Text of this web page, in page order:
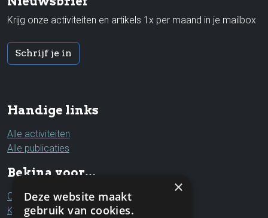
Handige links
Alle activiteiten
Alle publicaties
Bekina voor...
Ouders & grootouders
Kinderen & jongeren
Krijg onze activiteiten en artikels 1x per maand in je mailbox
Schrijf je in
×
Deze website maakt
gebruik van cookies.